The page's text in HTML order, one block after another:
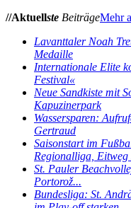
//Aktuellste BeiträgeMehr
Lavanttaler Noah
Medaille
Internationale Elite
Festival«
Neue Sandkiste mit
Kapuzinerpark
Wassersparen:
Gertraud
Saisonstart im
Regionalliga, Eitweg
St. Pauler
Portorož...
Bundesliga: St.